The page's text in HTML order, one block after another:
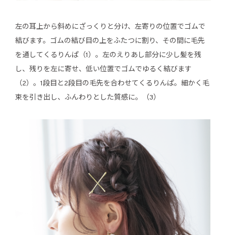
左の耳上から斜めにざっくりと分け、左寄りの位置でゴムで
結びます。ゴムの結び目の上をふたつに割り、その間に毛先
を通してくるりんぱ（1）。左のえりあし部分に少し髪を残
し、残りを左に寄せ、低い位置でゴムでゆるく結びます
（2）。1段目と2段目の毛先を合わせてくるりんぱ。細かく毛
束を引き出し、ふんわりとした質感に。（3）